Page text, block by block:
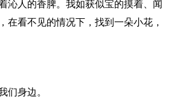
沁人的香脾。我如获似宝的摸着、闻
看不见的情况下，找到一朵小花，
们身边。